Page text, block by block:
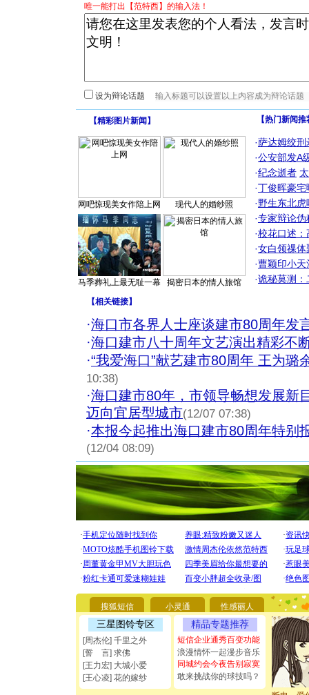
唯一能打出【范特西】的输入法！
设为辩论话题
【精彩图片新闻 】
网吧惊现美女作陪上网 现代人的婚纱照
马季葬礼上最无耻一幕 揭密日本的情人旅馆
【热门新闻
·萨达姆绞刑
·公安部发A
·纪念逝者
·丁俊晖豪
·野生东北
·专家辩论伪
·校花口述：
·女白领祼体
·曹颖印小天
·诡秘莫测：
【相关链接】
·海口市各界人士座谈建市80周年发
·海口建市八十周年文艺演出精彩不
·“我爱海口”献艺建市80周年 王为璐
10:38)
·海口建市80年，市领导畅想发展
迈向宜居型城市(12/07 07:38)
·本报今起推出海口建市80周年特别
(12/04 08:09)
搜狐短信 小灵通 性感丽人
三星图铃专区
[周杰伦] 千里之外
[誓 言] 求佛
[王力宏] 大城小爱
[王心凌] 花的嫁纱
精品专题推荐
短信企业通秀百变功能
浪漫情怀一起漫步音乐
同城约会今夜告别寂寞
敢来挑战你的球技吗？
[圣诞节]
你太多，
要平安
[圣诞节]
能正大光
都要快乐
[圣诞节]
如意,快
[元旦]看
断电。爱